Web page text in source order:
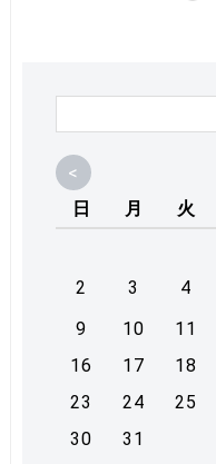
<
日
月 火
2
3 4
9
10 11
16
17 18
23
24 25
30
31